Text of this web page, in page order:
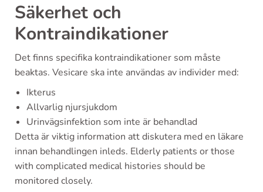
Säkerhet och
Kontraindikationer
Det finns specifika kontraindikationer som måste
beaktas. Vesicare ska inte användas av individer med:
Ikterus
Allvarlig njursjukdom
Urinvägsinfektion som inte är behandlad
Detta är viktig information att diskutera med en läkare
innan behandlingen inleds. Elderly patients or those
with complicated medical histories should be
monitored closely.